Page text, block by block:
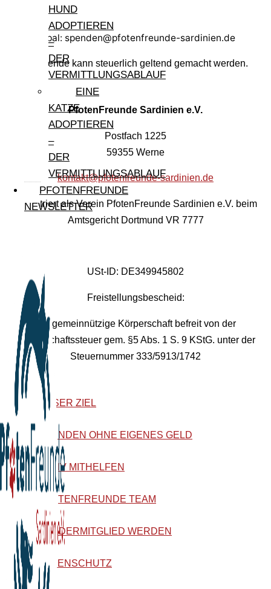
HUND
ADOPTIEREN
–
DER
VERMITTLUNGSABLAUF
EINE
KATZE
ADOPTIEREN
–
DER
VERMITTLUNGSABLAUF
PFOTENFREUNDE
NEWSLETTER
Paypal: spenden@pfotenfreunde-sardinien.de
Ihre Spende kann steuerlich geltend gemacht werden.
PfotenFreunde Sardinien e.V.
Postfach 1225
59355 Werne
kontakt@pfotenfreunde-sardinien.de
Registriert als Verein PfotenFreunde Sardinien e.V. beim
Amtsgericht Dortmund VR 7777
USt-ID: DE349945802
Freistellungsbescheid:
Als gemeinnützige Körperschaft befreit von der
Körperschaftssteuer gem. §5 Abs. 1 S. 9 KStG. unter der
Steuernummer 333/5913/1742
UNSER ZIEL
SPENDEN OHNE EIGENES GELD
AKTIV MITHELFEN
PFOTENFREUNDE TEAM
FÖRDERMITGLIED WERDEN
DATENSCHUTZ